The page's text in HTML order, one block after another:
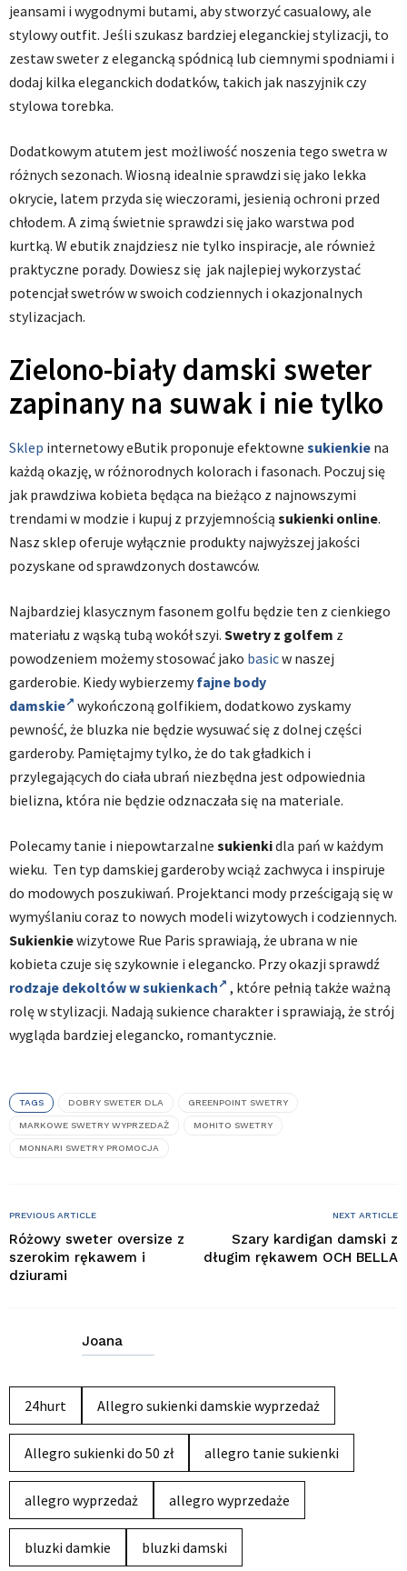
jeansami i wygodnymi butami, aby stworzyć casualowy, ale
stylowy outfit. Jeśli szukasz bardziej eleganckiej stylizacji, to
zestaw sweter z elegancką spódnicą lub ciemnymi spodniami i
dodaj kilka eleganckich dodatków, takich jak naszyjnik czy
stylowa torebka.
Dodatkowym atutem jest możliwość noszenia tego swetra w
różnych sezonach. Wiosną idealnie sprawdzi się jako lekka
okrycie, latem przyda się wieczorami, jesienią ochroni przed
chłodem. A zimą świetnie sprawdzi się jako warstwa pod
kurtką. W ebutik znajdziesz nie tylko inspiracje, ale również
praktyczne porady. Dowiesz się jak najlepiej wykorzystać
potencjał swetrów w swoich codziennych i okazjonalnych
stylizacjach.
Zielono-biały damski sweter
zapinany na suwak i nie tylko
Sklep internetowy eButik proponuje efektowne sukienkie na
każdą okazję, w różnorodnych kolorach i fasonach. Poczuj się
jak prawdziwa kobieta będąca na bieżąco z najnowszymi
trendami w modzie i kupuj z przyjemnością sukienki online.
Nasz sklep oferuje wyłącznie produkty najwyższej jakości
pozyskane od sprawdzonych dostawców.
Najbardziej klasycznym fasonem golfu będzie ten z cienkiego
materiału z wąską tubą wokół szyi. Swetry z golfem z
powodzeniem możemy stosować jako basicw naszej
garderobie. Kiedy wybierzemyfajne body
damskie
wykończoną golfikiem, dodatkowo zyskamy
pewność, że bluzka nie będzie wysuwać się z dolnej części
garderoby. Pamiętajmy tylko, że do tak gładkich i
przylegających do ciała ubrań niezbędna jest odpowiednia
bielizna, która nie będzie odznaczała się na materiale.
Polecamy tanie i niepowtarzalne sukienkidla pań w każdym
wieku. Ten typ damskiej garderoby wciąż zachwyca i inspiruje
do modowych poszukiwań. Projektanci mody prześcigają się w
wymyślaniu coraz to nowych modeli wizytowych i codziennych.
Sukienkiewizytowe Rue Paris sprawiają, że ubrana w nie
kobieta czuje się szykownie i elegancko. Przy okazji sprawdź
rodzaje dekoltów w sukienkach
, które pełnią także ważną
rolę w stylizacji. Nadają sukience charakter i sprawiają, że strój
wygląda bardziej elegancko, romantycznie.
TAGS DOBRY SWETER DLA GREENPOINT SWETRY
MARKOWE SWETRY WYPRZEDAŻ MOHITO SWETRY
MONNARI SWETRY PROMOCJA
PREVIOUS ARTICLE
Różowy sweter oversize z
szerokim rękawem i
dziurami
NEXT ARTICLE
Szary kardigan damski z
długim rękawem OCH BELLA
Joana
24hurt Allegro sukienki damskie wyprzedaż
Allegro sukienki do 50 zł allegro tanie sukienki
allegro wyprzedaż allegro wyprzedaże
bluzki damkie bluzki damski